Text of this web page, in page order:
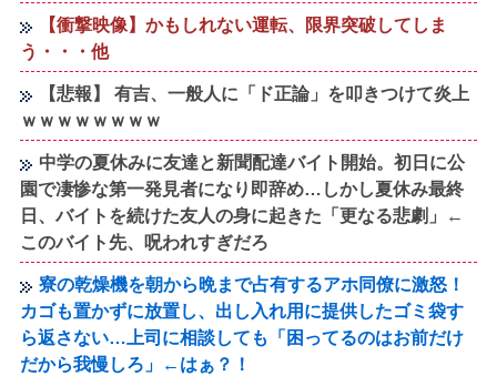
【衝撃映像】かもしれない運転、限界突破してしま
う・・・他
【悲報】 有吉、一般人に「ド正論」を叩きつけて炎上
ｗｗｗｗｗｗｗｗ
中学の夏休みに友達と新聞配達バイト開始。初日に公
園で凄惨な第一発見者になり即辞め…しかし夏休み最終
日、バイトを続けた友人の身に起きた「更なる悲劇」←
このバイト先、呪われすぎだろ
寮の乾燥機を朝から晩まで占有するアホ同僚に激怒！
カゴも置かずに放置し、出し入れ用に提供したゴミ袋す
ら返さない…上司に相談しても「困ってるのはお前だけ
だから我慢しろ」←はぁ？！